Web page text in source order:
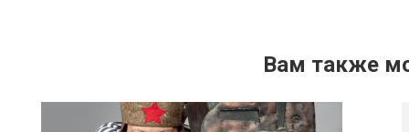
Вам также